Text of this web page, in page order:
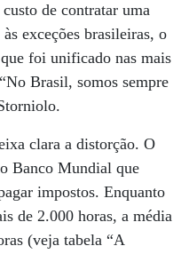
de contratar uma
exceções brasileiras, o
foi unificado nas mais
Brasil, somos sempre
clara a distorção. O
Banco Mundial que
impostos. Enquanto
de 2.000 horas, a média
(veja tabela “A